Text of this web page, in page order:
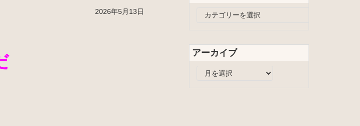
リ
ー
アーカイブ
2026年5月13日